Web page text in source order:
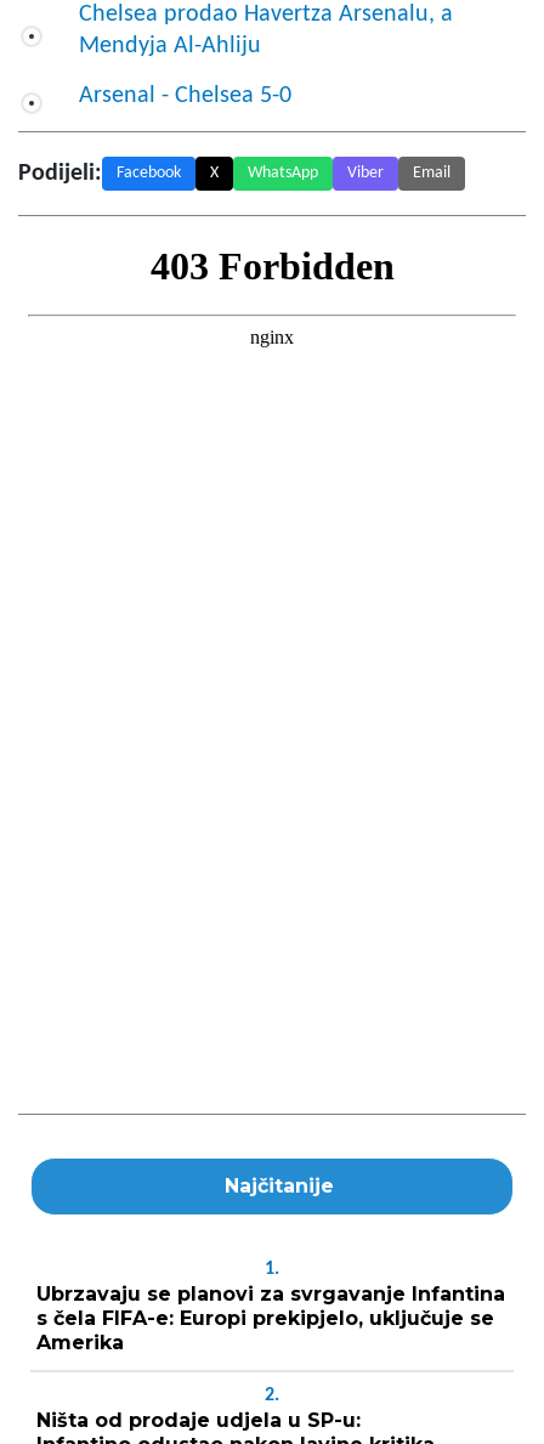
Chelsea prodao Havertza Arsenalu, a
Mendyja Al-Ahliju
Arsenal - Chelsea 5-0
Podijeli: Facebook X WhatsApp Viber Email
Najčitanije
1.
Ubrzavaju se planovi za svrgavanje Infantina
s čela FIFA-e: Europi prekipjelo, uključuje se
Amerika
2.
Ništa od prodaje udjela u SP-u: